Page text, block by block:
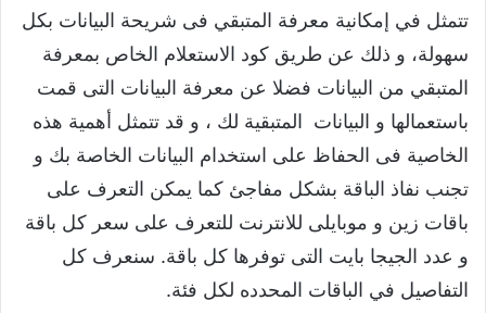
تتمثل في إمكانية معرفة المتبقي فى شريحة البيانات بكل
سهولة، و ذلك عن طريق كود الاستعلام الخاص بمعرفة
المتبقي من البيانات فضلا عن معرفة البيانات التى قمت
باستعمالها و البيانات المتبقية لك ، و قد تتمثل أهمية هذه
الخاصية فى الحفاظ على استخدام البيانات الخاصة بك و
تجنب نفاذ الباقة بشكل مفاجئ كما يمكن التعرف على
باقات زين و موبايلى للانترنت للتعرف على سعر كل باقة
و عدد الجيجا بايت التى توفرها كل باقة. سنعرف كل
التفاصيل في الباقات المحدده لكل فئة.